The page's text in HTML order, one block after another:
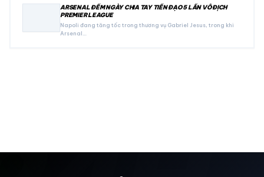
ARSENAL ĐẾM NGÀY CHIA TAY TIỀN ĐẠO 5 LẦN VÔ ĐỊCH
PREMIER LEAGUE
Napoli đang tăng tốc trong thương vụ Gabriel Jesus, trong khi
Arsenal…